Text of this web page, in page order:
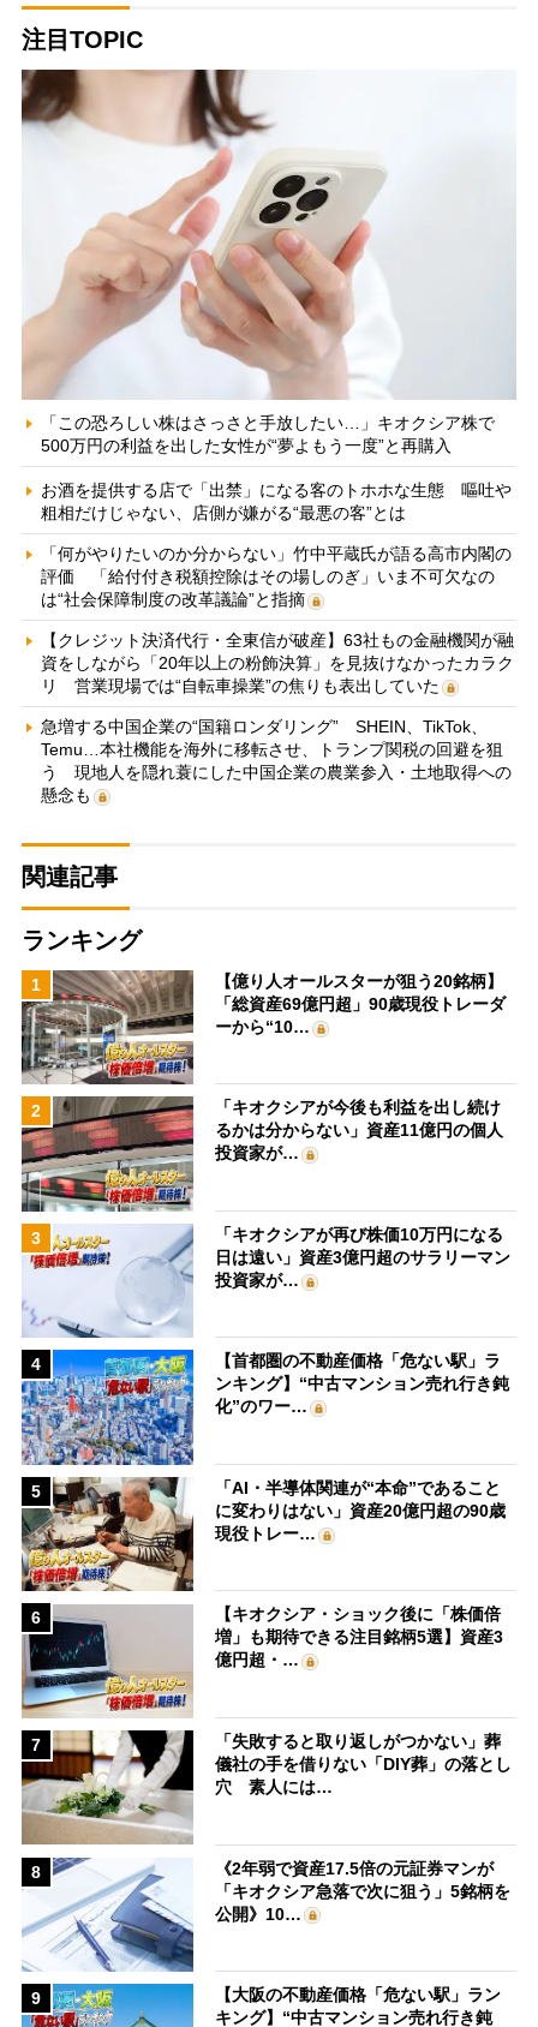
注目TOPIC
「この恐ろしい株はさっさと手放したい…」キオクシア株で
500万円の利益を出した女性が“夢よもう一度”と再購入
お酒を提供する店で「出禁」になる客のトホホな生態 嘔吐や
粗相だけじゃない、店側が嫌がる“最悪の客”とは
「何がやりたいのか分からない」竹中平蔵氏が語る高市内閣の
評価 「給付付き税額控除はその場しのぎ」いま不可欠なの
は“社会保障制度の改革議論”と指摘
【クレジット決済代行・全東信が破産】63社もの金融機関が融
資をしながら「20年以上の粉飾決算」を見抜けなかったカラク
リ 営業現場では“自転車操業”の焦りも表出していた
急増する中国企業の“国籍ロンダリング” SHEIN、TikTok、
Temu…本社機能を海外に移転させ、トランプ関税の回避を狙
う 現地人を隠れ蓑にした中国企業の農業参入・土地取得への
懸念も
関連記事
ランキング
1
【億り人オールスターが狙う20銘柄】
「総資産69億円超」90歳現役トレーダ
ーから“10…
2
「キオクシアが今後も利益を出し続け
るかは分からない」資産11億円の個人
投資家が…
3
「キオクシアが再び株価10万円になる
日は遠い」資産3億円超のサラリーマン
投資家が…
4
【首都圏の不動産価格「危ない駅」ラ
ンキング】“中古マンション売れ行き鈍
化”のワー…
5
「AI・半導体関連が“本命”であること
に変わりはない」資産20億円超の90歳
現役トレー…
6
【キオクシア・ショック後に「株価倍
増」も期待できる注目銘柄5選】資産3
億円超・…
7
「失敗すると取り返しがつかない」葬
儀社の手を借りない「DIY葬」の落とし
穴 素人には…
8
《2年弱で資産17.5倍の元証券マンが
「キオクシア急落で次に狙う」5銘柄を
公開》10…
9
【大阪の不動産価格「危ない駅」ラン
キング】“中古マンション売れ行き鈍